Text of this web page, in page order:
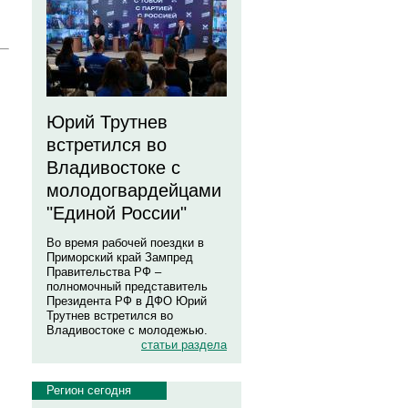
Юрий Трутнев
встретился во
Владивостоке с
молодогвардейцами
"Единой России"
Во время рабочей поездки в
Приморский край Зампред
Правительства РФ –
полномочный представитель
Президента РФ в ДФО Юрий
Трутнев встретился во
Владивостоке с молодежью.
статьи раздела
Регион сегодня